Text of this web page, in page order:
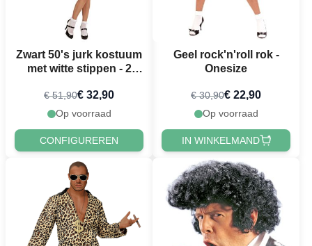
Zwart 50's jurk kostuum
met witte stippen - 2
€ 51,90€ 32,90
Op voorraad
CONFIGUREREN
Geel rock'n'roll rok -
Onesize
€ 30,90€ 22,90
Op voorraad
IN WINKELMAND